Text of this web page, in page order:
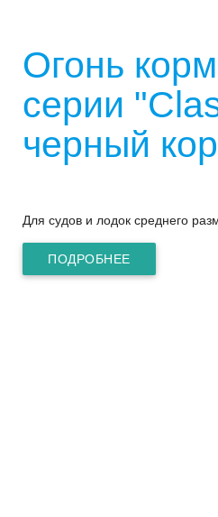
Огонь
серии
черный
Для судов и лодок среднего
ПОДРОБНЕЕ